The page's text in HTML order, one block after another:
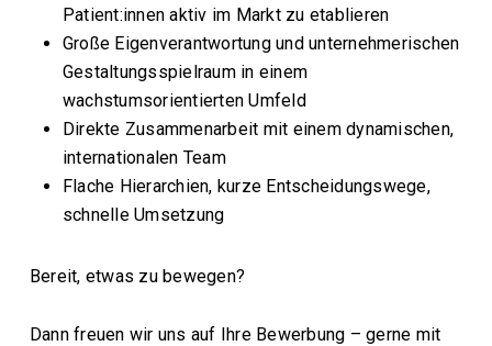
Patient:innen aktiv im Markt zu etablieren
Große Eigenverantwortung und unternehmerischen
Gestaltungsspielraum in einem
wachstumsorientierten Umfeld
Direkte Zusammenarbeit mit einem dynamischen,
internationalen Team
Flache Hierarchien, kurze Entscheidungswege,
schnelle Umsetzung
Bereit, etwas zu bewegen?
Dann freuen wir uns auf Ihre Bewerbung – gerne mit